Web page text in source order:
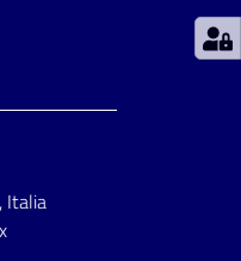
Italia